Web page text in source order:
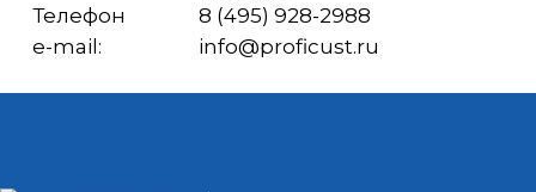
Телефон
8 (495) 928-2988
e-mail:
info@proficust.ru